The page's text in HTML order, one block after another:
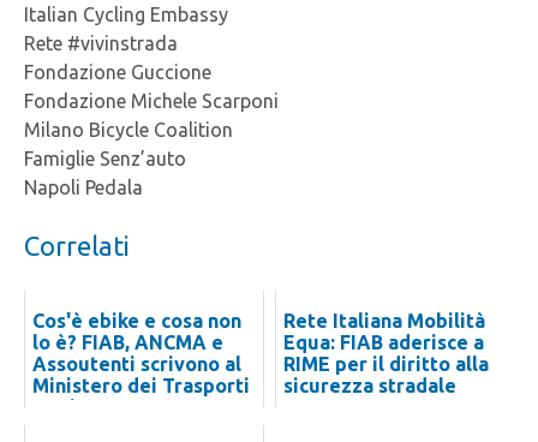
Italian Cycling Embassy
Rete #vivinstrada
Fondazione Guccione
Fondazione Michele Scarponi
Milano Bicycle Coalition
Famiglie Senz’auto
Napoli Pedala
Correlati
Cos'è ebike e cosa non
lo è? FIAB, ANCMA e
Assoutenti scrivono al
Ministero dei Trasporti
per interv...
Rete Italiana Mobilità
Equa: FIAB aderisce a
RIME per il diritto alla
sicurezza stradale